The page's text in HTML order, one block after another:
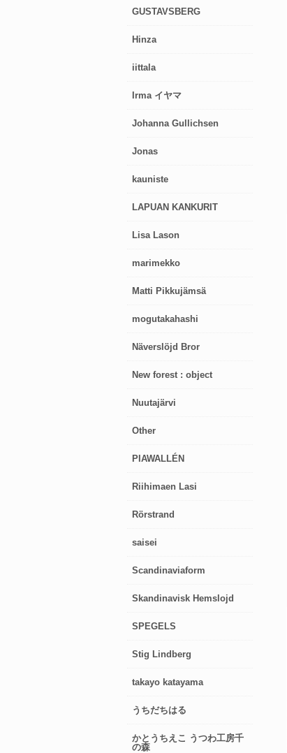
GUSTAVSBERG
Hinza
iittala
Irma イヤマ
Johanna Gullichsen
Jonas
kauniste
LAPUAN KANKURIT
Lisa Lason
marimekko
Matti Pikkujämsä
mogutakahashi
Näverslöjd Bror
New forest : object
Nuutajärvi
Other
PIAWALLÉN
Riihimaen Lasi
Rörstrand
saisei
Scandinaviaform
Skandinavisk Hemslojd
SPEGELS
Stig Lindberg
takayo katayama
うちだちはる
かとうちえこ うつわ工房千
の森